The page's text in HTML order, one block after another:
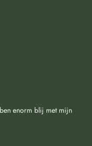
enorm blij met mijn